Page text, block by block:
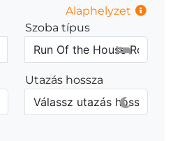
Alaphelyzet
Szoba típus
Utazás hossza